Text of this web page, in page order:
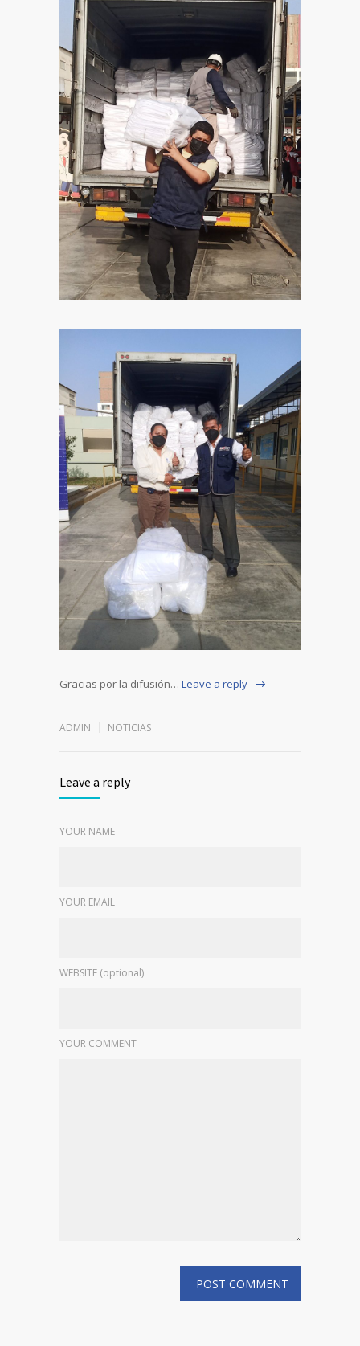
Gracias por la difusión… Leave a reply
ADMIN NOTICIAS
Leave a reply
YOUR NAME
YOUR EMAIL
WEBSITE (optional)
YOUR COMMENT